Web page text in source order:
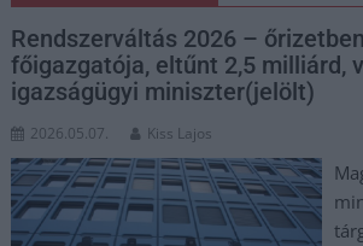
Rendszerváltás 2026 –
főigazgatója, eltűnt 2,5 milliárd,
igazságügyi miniszter(jelölt)
2026.05.07. Kiss Lajos